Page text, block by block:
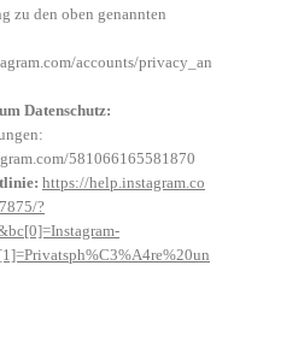
zu den oben genannten
accounts/privacy_an
Datenschutz:
581066165581870
https://help.instagram.co
?